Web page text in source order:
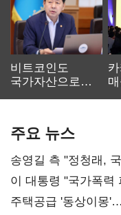
비트코인도
국가자산으로…'
주요 뉴스
송영길 측 "정청래,
총선 지휘 못해"
이 대통령 "국가폭
진실 밝혀야"
주택공급 '동상이몽